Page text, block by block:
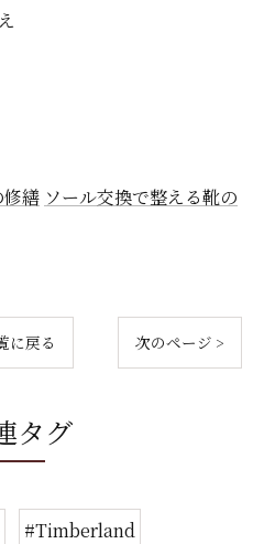
繕 ソール交換で整える靴の
に戻る 次のページ >
タグ
#Timberland